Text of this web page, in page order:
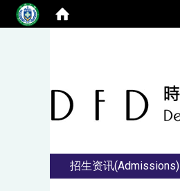
招生资讯(Admissions)